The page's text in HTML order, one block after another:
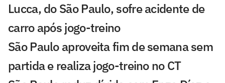
Lucca, do São Paulo, sofre acidente de
carro após jogo-treino
São Paulo aproveita fim de semana sem
partida e realiza jogo-treino no CT